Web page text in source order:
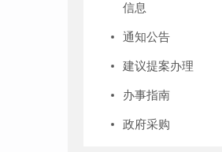
信息
通知公告
建议提案办理
办事指南
政府采购